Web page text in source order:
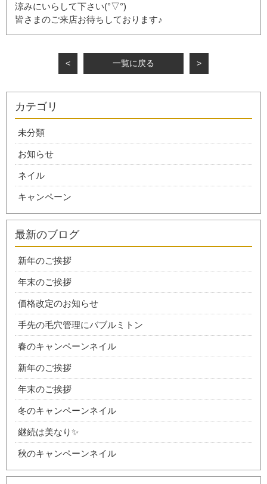
涼みにいらして下さい(°▽°)
皆さまのご来店お待ちしております♪
< 一覧に戻る >
カテゴリ
未分類
お知らせ
ネイル
キャンペーン
最新のブログ
新年のご挨拶
年末のご挨拶
価格改定のお知らせ
手先の毛穴管理にバブルミトン
春のキャンペーンネイル
新年のご挨拶
年末のご挨拶
冬のキャンペーンネイル
継続は美なり✨
秋のキャンペーンネイル